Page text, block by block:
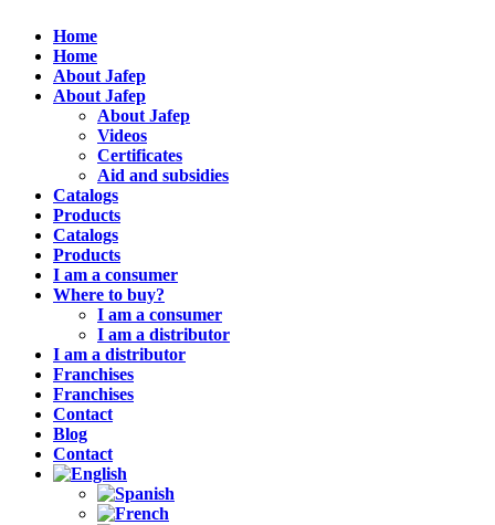
Home
Home
About Jafep
About Jafep
About Jafep
Videos
Certificates
Aid and subsidies
Catalogs
Products
Catalogs
Products
I am a consumer
Where to buy?
I am a consumer
I am a distributor
I am a distributor
Franchises
Franchises
Contact
Blog
Contact